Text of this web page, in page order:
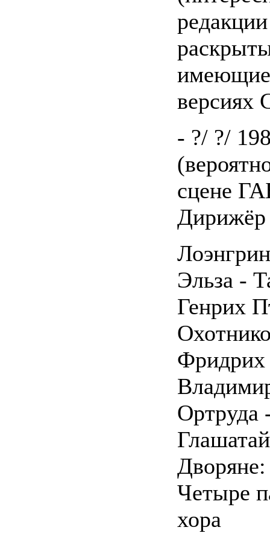
версиях
- ?/ ?/
сцене
Дирижёр
Эльза -
Генрих
Фридрих
Ортруда
Дворяне:
Четыре
хора